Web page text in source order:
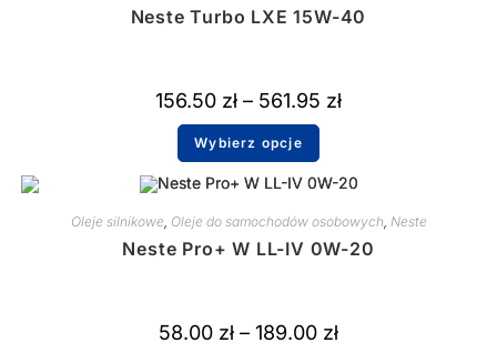
Neste Turbo LXE 15W-40
156.50 zł – 561.95 zł
Wybierz opcje
Oleje silnikowe, Oleje do samochodów osobowych, Neste
Neste Pro+ W LL-IV 0W-20
58.00 zł – 189.00 zł